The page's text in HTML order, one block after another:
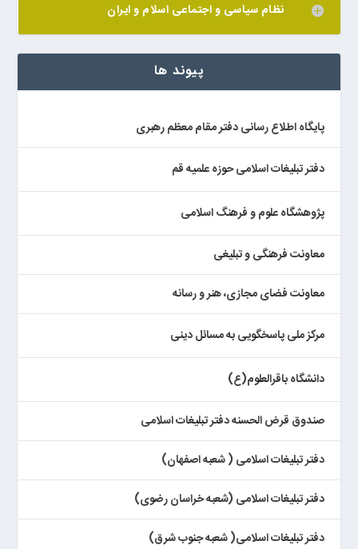
نظام سیاسی و اجتماعی اسلام و ایران
پیوند ها
پایگاه اطلاع رسانی دفتر مقام معظم رهبری
دفتر تبلیغات اسلامی حوزه علمیه قم
پژوهشگاه علوم و فرهنگ اسلامی
معاونت فرهنگی و تبلیغی
معاونت فضای مجازی، هنر و رسانه
مرکز ملی پاسخگویی به مسائل دینی
دانشگاه باقرالعلوم(ع)
صندوق قرض الحسنه دفتر تبلیغات اسلامی
دفتر تبلیغات اسلامی ( شعبه اصفهان)
دفتر تبلیغات اسلامی (شعبه خراسان رضوی)
دفتر تبلیغات اسلامی( شعبه جنوب شرق)